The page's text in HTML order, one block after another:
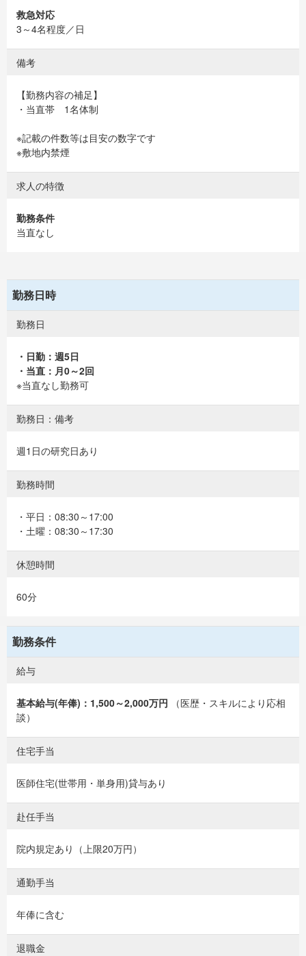
救急対応
3～4名程度／日
備考
【勤務内容の補足】
・当直帯 1名体制
※記載の件数等は目安の数字です
※敷地内禁煙
求人の特徴
勤務条件
当直なし
勤務日時
勤務日
・日勤：週5日
・当直：月0～2回
※当直なし勤務可
勤務日：備考
週1日の研究日あり
勤務時間
・平日：08:30～17:00
・土曜：08:30～17:30
休憩時間
60分
勤務条件
給与
基本給与(年俸)：1,500～2,000万円 （医歴・スキルにより応相
談）
住宅手当
医師住宅(世帯用・単身用)貸与あり
赴任手当
院内規定あり（上限20万円）
通勤手当
年俸に含む
退職金